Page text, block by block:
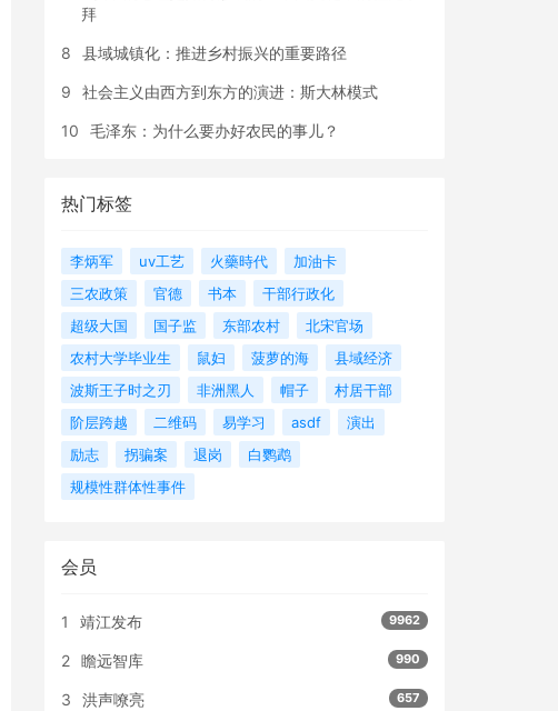
拜
8 县域城镇化：推进乡村振兴的重要路径
9 社会主义由西方到东方的演进：斯大林模式
10 毛泽东：为什么要办好农民的事儿？
热门标签
李炳军 uv工艺 火藥時代
加油卡
三农政策
官德 书本
干部行政化
超级大国
国子监 东部农村
北宋官场
农村大学毕业生
鼠妇 菠萝的海
县域经济
波斯王子时之刃
非洲黑人 帽子
村居干部
阶层跨越
二维码 易学习 asdf
演出
励志
拐骗案 退岗
白鹦鹉
规模性群体性事件
会员
1 靖江发布 9962
2 瞻远智库 990
3 洪声嘹亮 657